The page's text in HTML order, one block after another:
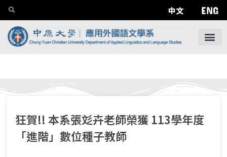
中文 ENG
狂賀!! 本系張彣卉老師榮獲 113學年度
「進階」數位種子教師